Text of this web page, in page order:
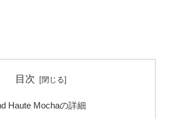
目次
Haute Mochaの詳細